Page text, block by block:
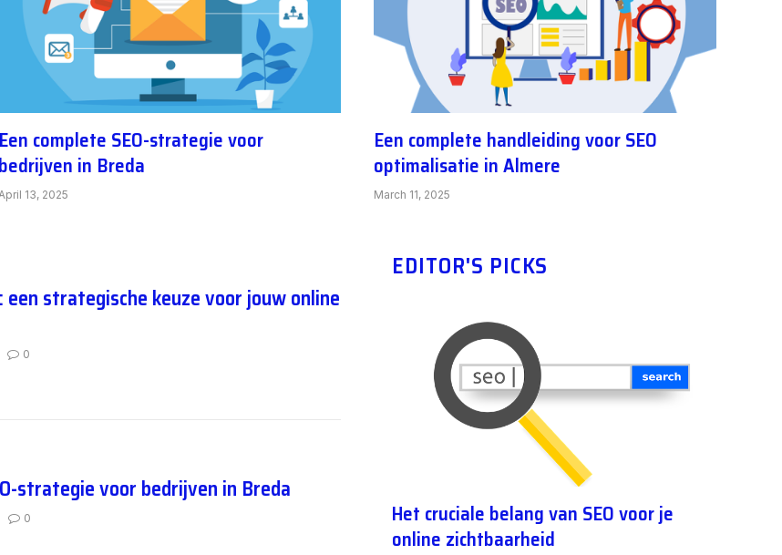
Een complete SEO-strategie voor
bedrijven in Breda
April 13, 2025
Een complete handleiding voor SEO
optimalisatie in Almere
March 11, 2025
een strategische keuze voor jouw online
0
strategie voor bedrijven in Breda
0
EDITOR'S PICKS
Het cruciale belang van SEO voor je
online zichtbaarheid